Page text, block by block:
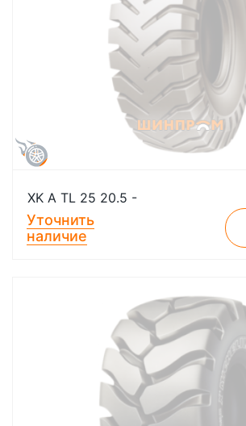
XK A TL 25 20.5 -
Уточнить
наличие